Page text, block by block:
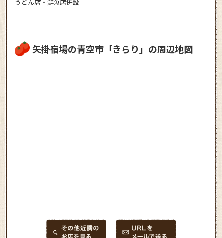
うどん店・鮮魚店併設
矢掛宿場の青空市「きらり」の周辺地図